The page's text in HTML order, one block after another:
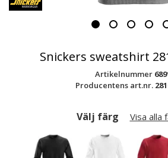
Snickers sweatshirt
Artikelnummer
Producentens art.nr.
Välj färg Visa alla